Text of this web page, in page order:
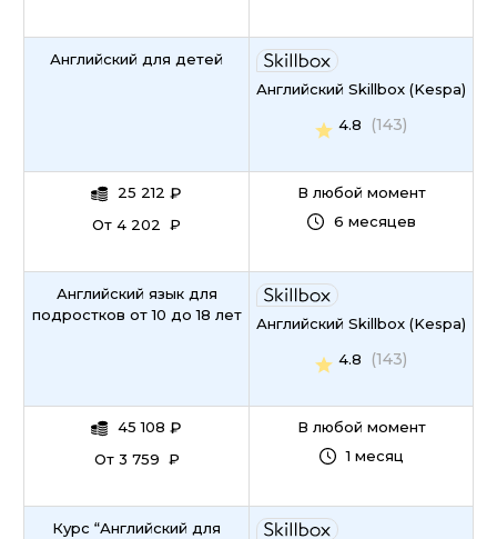
Английский для детей
25 212 ₽
От 4 202 ₽
Английский Skillbox (Kespa)
4.8
(143)
В любой момент
6 месяцев
Английский язык для
подростков от 10 до 18 лет
45 108 ₽
От 3 759 ₽
Английский Skillbox (Kespa)
4.8
(143)
В любой момент
1 месяц
Курс “Английский для